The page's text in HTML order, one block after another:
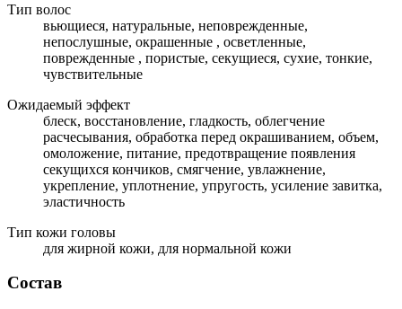
Тип волос
вьющиеся, натуральные, неповрежденные,
непослушные, окрашенные , осветленные,
поврежденные , пористые, секущиеся, сухие, тонкие,
чувствительные
Ожидаемый эффект
блеск, восстановление, гладкость, облегчение
расчесывания, обработка перед окрашиванием, объем,
омоложение, питание, предотвращение появления
секущихся кончиков, смягчение, увлажнение,
укрепление, уплотнение, упругость, усиление завитка,
эластичность
Тип кожи головы
для жирной кожи, для нормальной кожи
Состав